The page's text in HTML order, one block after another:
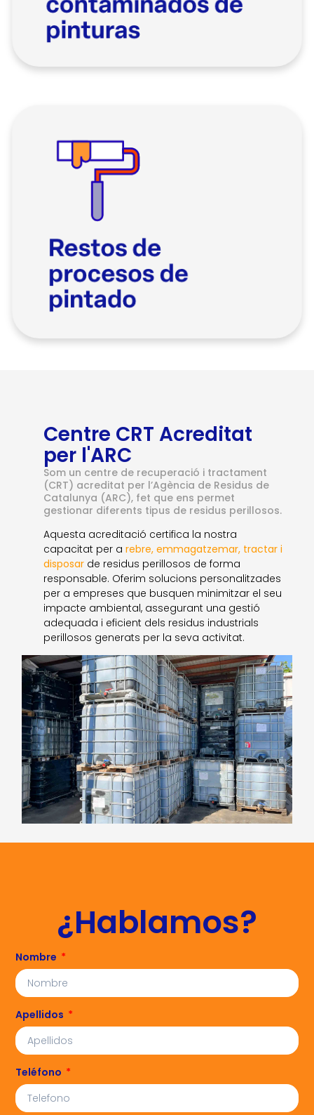
Centre CRT Acreditat
per l'ARC
Som un centre de recuperació i tractament
(CRT) acreditat per l’Agència de Residus de
Catalunya (ARC), fet que ens permet
gestionar diferents tipus de residus perillosos.
Aquesta acreditació certifica la nostra
capacitat per a rebre, emmagatzemar, tractar i
disposar de residus perillosos de forma
responsable. Oferim solucions personalitzades
per a empreses que busquen minimitzar el seu
impacte ambiental, assegurant una gestió
adequada i eficient dels residus industrials
perillosos generats per la seva activitat.
¿Hablamos?
Nombre
Apellidos
Teléfono